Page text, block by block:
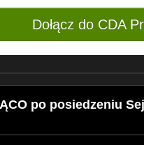
Dołącz do CDA
po posiedzeniu